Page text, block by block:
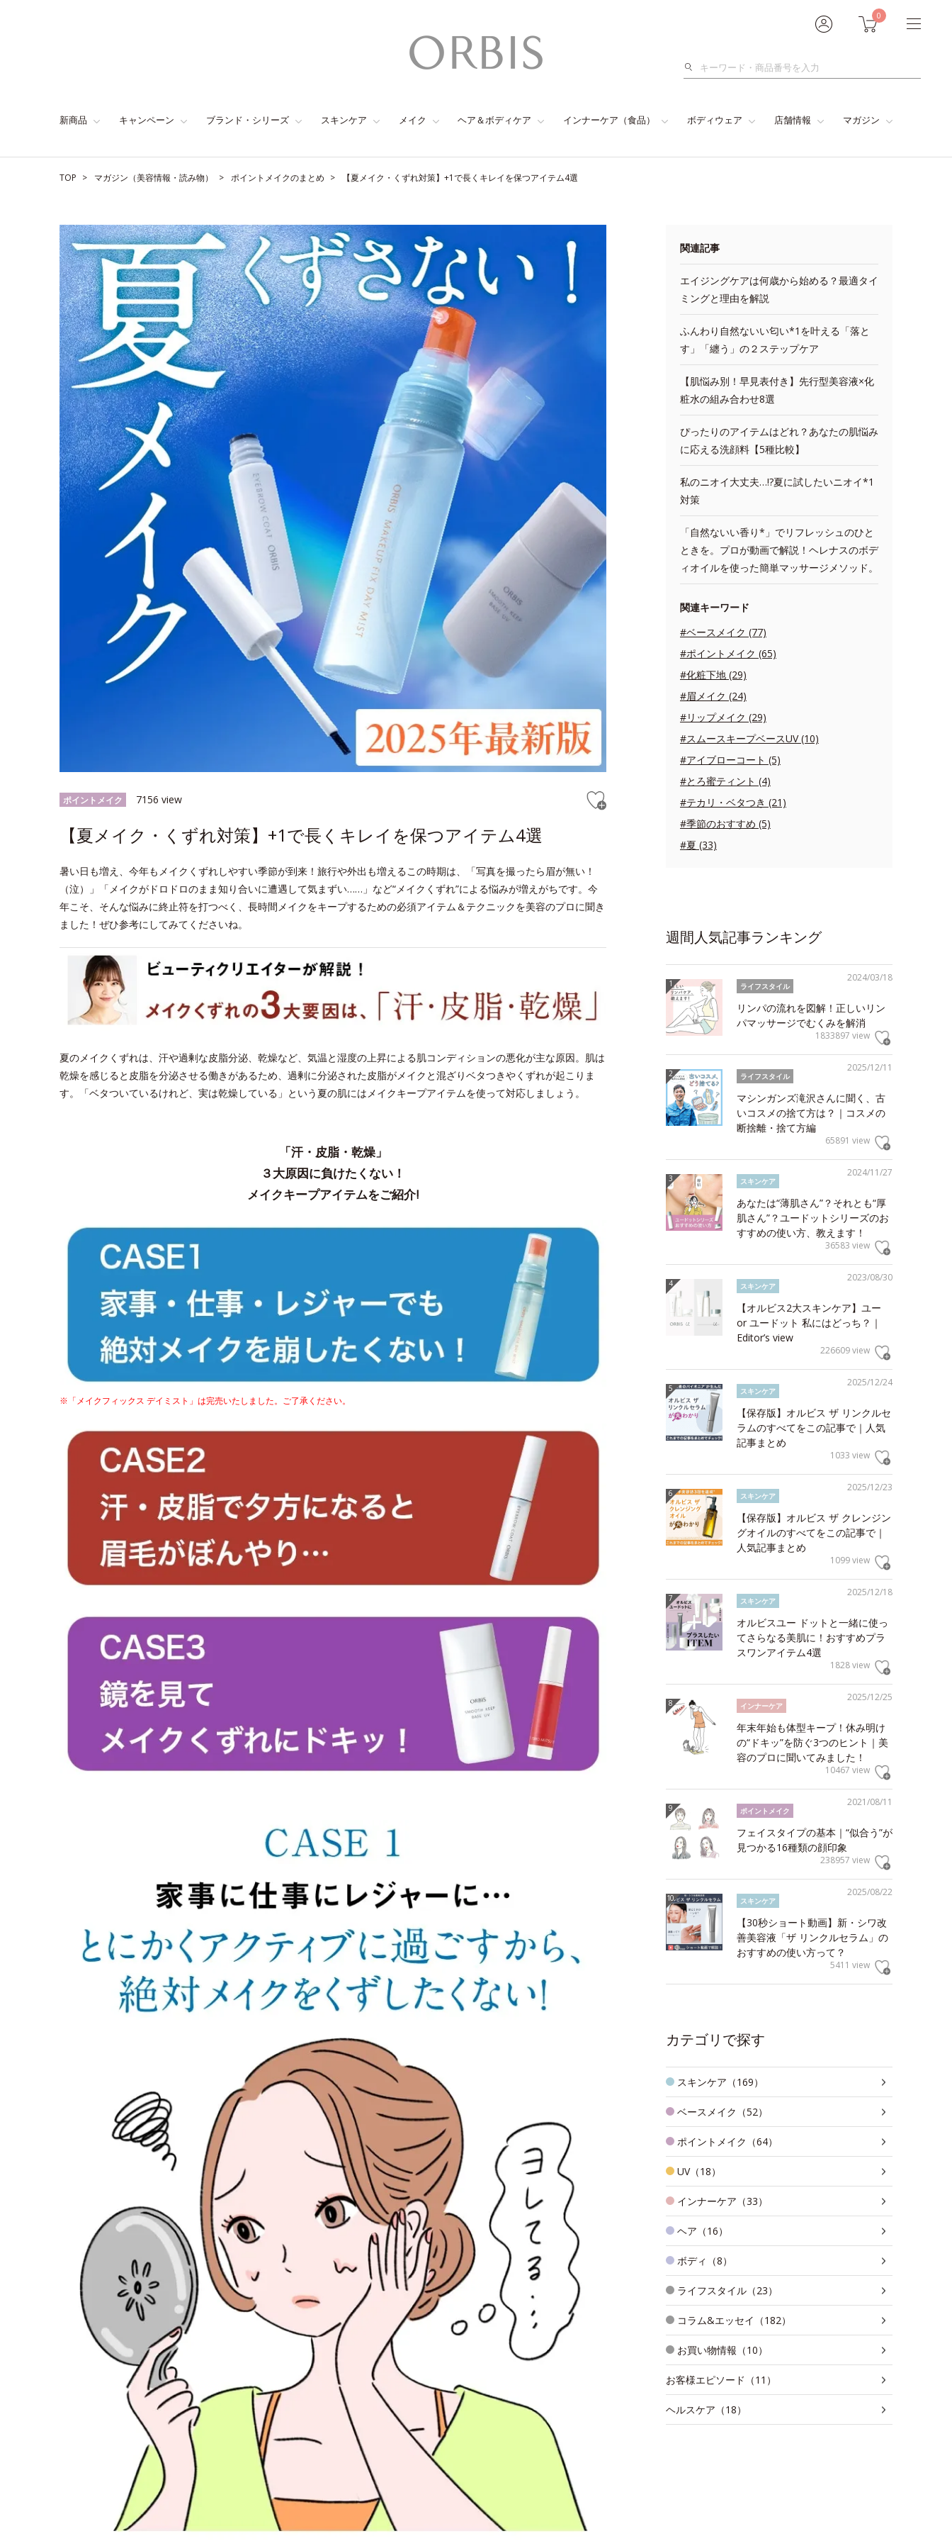
0
検
新商品 キャンペーン ブランド・シリーズ スキンケア メイク ヘア＆ボディケア インナーケア（食品） ボディウェア 店舗情報 マガジン
TOP マガジン（美容情報・読み物） ポイントメイクのまとめ 【夏メイク・くずれ対策】+1で長くキレイを保つアイテム4選
ポイントメイク 7156 view
【夏メイク・くずれ対策】+1で長くキレイを保つアイテム4選
暑い日も増え、今年もメイクくずれしやすい季節が到来！旅行や外出も増えるこの時期は、「写真を撮ったら眉が無い！
（泣）」「メイクがドロドロのまま知り合いに遭遇して気まずい……」など“メイクくずれ”による悩みが増えがちです。今
年こそ、そんな悩みに終止符を打つべく、長時間メイクをキープするための必須アイテム＆テクニックを美容のプロに聞き
ました！ぜひ参考にしてみてくださいね。
夏のメイクくずれは、汗や過剰な皮脂分泌、乾燥など、気温と湿度の上昇による肌コンディションの悪化が主な原因。肌は
乾燥を感じると皮脂を分泌させる働きがあるため、過剰に分泌された皮脂がメイクと混ざりベタつきやくずれが起こりま
す。「ベタついているけれど、実は乾燥している」という夏の肌にはメイクキープアイテムを使って対応しましょう。
「汗・皮脂・乾燥」
３大原因に負けたくない！
メイクキープアイテムをご紹介!
※「メイクフィックス デイミスト」は完売いたしました。ご了承ください。
関連記事
エイジングケアは何歳から始める？最適タイ
ミングと理由を解説
ふんわり自然ないい匂い*1を叶える「落と
す」「纏う」の２ステップケア
【肌悩み別！早見表付き】先行型美容液×化
粧水の組み合わせ8選
ぴったりのアイテムはどれ？あなたの肌悩み
に応える洗顔料【5種比較】
私のニオイ大丈夫…!?夏に試したいニオイ*1
対策
「自然ないい香り*」でリフレッシュのひと
ときを。プロが動画で解説！ヘレナスのボデ
ィオイルを使った簡単マッサージメソッド。
関連キーワード
#ベースメイク (77)
#ポイントメイク (65)
#化粧下地 (29)
#眉メイク (24)
#リップメイク (29)
#スムースキープベースUV (10)
#アイブローコート (5)
#とろ蜜ティント (4)
#テカリ・ベタつき (21)
#季節のおすすめ (5)
#夏 (33)
週間人気記事ランキング
2024/03/18
ライフスタイル
リンパの流れを図解！正しいリン
パマッサージでむくみを解消
1833897 view
2025/12/11
ライフスタイル
マシンガンズ滝沢さんに聞く、古
いコスメの捨て方は？｜コスメの
断捨離・捨て方編
65891 view
2024/11/27
スキンケア
あなたは“薄肌さん”？それとも“厚
肌さん”？ユードットシリーズのお
すすめの使い方、教えます！
36583 view
2023/08/30
スキンケア
【オルビス2大スキンケア】ユー
or ユードット 私にはどっち？｜
Editor’s view
226609 view
2025/12/24
スキンケア
【保存版】オルビス ザ リンクルセ
ラムのすべてをこの記事で｜人気
記事まとめ
1033 view
2025/12/23
スキンケア
【保存版】オルビス ザ クレンジン
グオイルのすべてをこの記事で｜
人気記事まとめ
1099 view
2025/12/18
スキンケア
オルビスユー ドットと一緒に使っ
てさらなる美肌に！おすすめプラ
スワンアイテム4選
1828 view
2025/12/25
インナーケア
年末年始も体型キープ！休み明け
の“ドキッ”を防ぐ3つのヒント｜美
容のプロに聞いてみました！
10467 view
2021/08/11
ポイントメイク
フェイスタイプの基本｜“似合う”が
見つかる16種類の顔印象
238957 view
2025/08/22
スキンケア
【30秒ショート動画】新・シワ改
善美容液「ザ リンクルセラム」の
おすすめの使い方って？
5411 view
カテゴリで探す
スキンケア（169）
ベースメイク（52）
ポイントメイク（64）
UV（18）
インナーケア（33）
ヘア（16）
ボディ（8）
ライフスタイル（23）
コラム&エッセイ（182）
お買い物情報（10）
お客様エピソード（11）
ヘルスケア（18）